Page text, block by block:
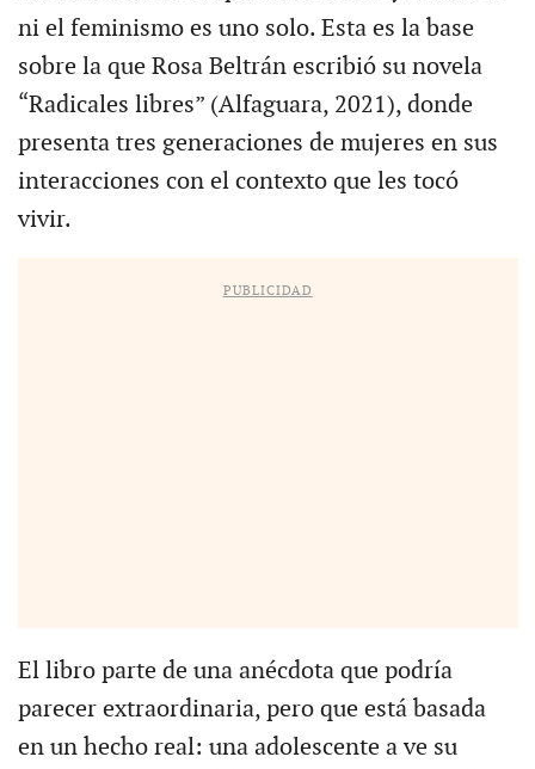
ni el feminismo es uno solo. Esta es la base
sobre la que Rosa Beltrán escribió su novela
“Radicales libres” (Alfaguara, 2021), donde
presenta tres generaciones de mujeres en sus
interacciones con el contexto que les tocó
vivir.
PUBLICIDAD
El libro parte de una anécdota que podría
parecer extraordinaria, pero que está basada
en un hecho real: una adolescente a ve su